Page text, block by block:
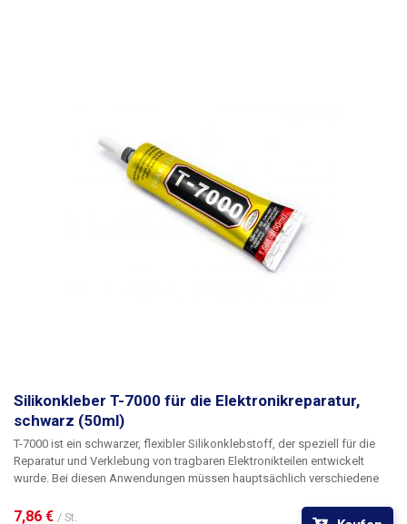
Silikonkleber T-7000 für die Elektronikreparatur,
schwarz (50ml)
T-7000 ist ein schwarzer, flexibler Silikonklebstoff, der speziell für die
Reparatur und Verklebung von tragbaren Elektronikteilen entwickelt
wurde. Bei diesen Anwendungen müssen hauptsächlich verschiedene
Kunststoffe wie ABS, PE oder PP nicht effektiv geätzt werden können, ist
7,86 € / St.